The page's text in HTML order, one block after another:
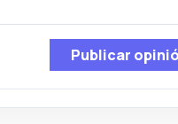
Publicar